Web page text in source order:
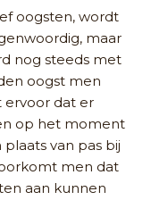
oogsten, wordt
maar
nog steeds met
oogst men
ervoor dat er
op het moment
van pas bij
men dat
aan kunnen